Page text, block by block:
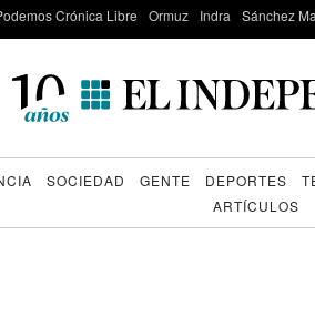
Crónica Libre Ormuz Indra Sánchez
SOCIEDAD GENTE DEPORTES
ARTÍCULOS